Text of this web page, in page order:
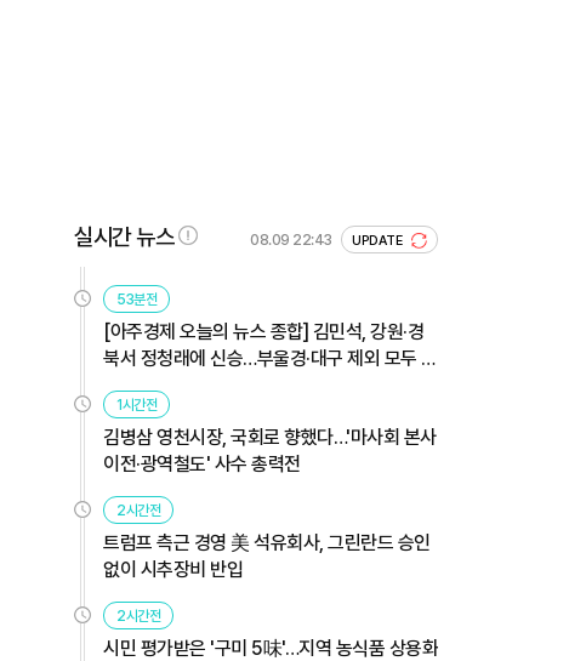
실시간 뉴스 08.09 22:43 UPDATE
53분전
[아주경제 오늘의 뉴스 종합] 김민석, 강원·경
북서 정청래에 신승…부울경·대구 제외 모두 웃
었다 外
1시간전
김병삼 영천시장, 국회로 향했다…'마사회 본사
이전·광역철도' 사수 총력전
2시간전
트럼프 측근 경영 美 석유회사, 그린란드 승인
없이 시추장비 반입
2시간전
시민 평가받은 '구미 5味'…지역 농식품 상용화